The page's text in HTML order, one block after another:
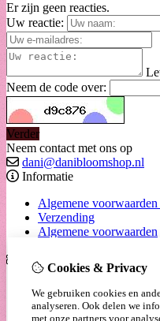
Er zijn geen reacties.
Uw reactie:
Neem de code over:
Verder
Neem contact met ons op
dani@danibloomshop.nl
Informatie
Algemene
Verzending
Algemene voorwaarden
Extra
Aanbiedingen
Cookies & Privacy
We gebruiken cookies en
analyseren. Ook delen we
met onze partners voor